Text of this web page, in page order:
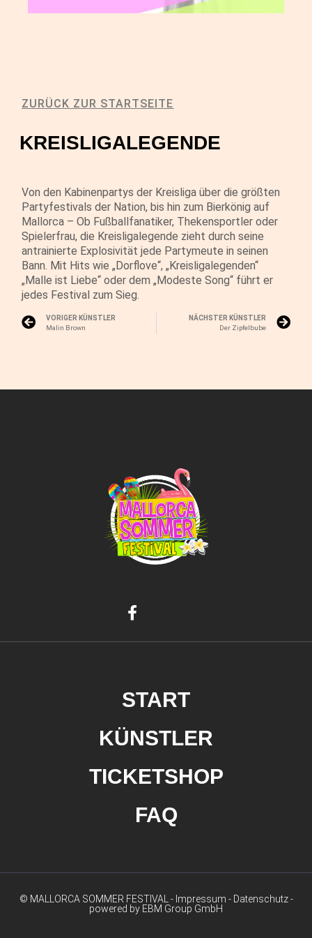
ZURÜCK ZUR STARTSEITE
KREISLIGALEGENDE
Von den Kabinenpartys der Kreisliga über die größten
Partyfestivals der Nation, bis hin zum Bierkönig auf
Mallorca – Ob Fußballfanatiker, Thekensportler oder
Spielerfrau, die Kreisligalegende zieht durch seine
antrainierte Explosivität jede Partymeute in seinen
Bann. Mit Hits wie „Dorflove“, „Kreisligalegenden“
„Malle ist Liebe“ oder dem „Modeste Song“ führt er
jedes Festival zum Sieg.
VORIGER KÜNSTLER
Malin Brown
NÄCHSTER KÜNSTLER
Der Zipfelbube
START
KÜNSTLER
TICKETSHOP
FAQ
© MALLORCA SOMMER FESTIVAL - Impressum - Datenschutz-
powered by EBM Group GmbH